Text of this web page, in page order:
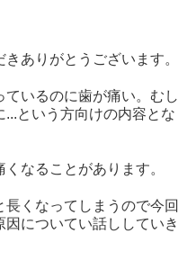
ありがとうございます。
いるのに歯が痛い。むし
という方向けの内容とな
なることがあります。
くなってしまうので今回
についてい話ししていき